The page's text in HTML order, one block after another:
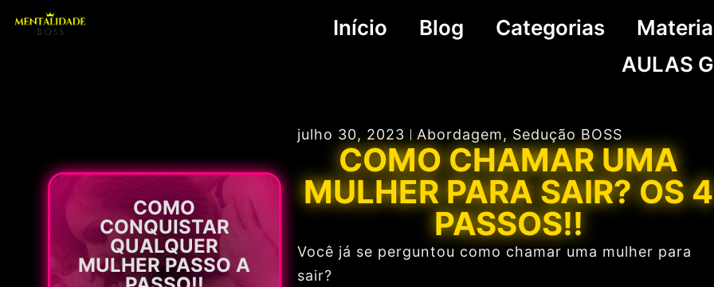
Início Blog Categorias
AULAS
COMO
CONQUISTAR
QUALQUER
MULHER PASSO A
julho 30, 2023 Abordagem, Sedução BOSS
COMO CHAMAR UMA
MULHER PARA SAIR? OS 4
PASSOS!!
Você já se perguntou como chamar uma mulher para
sair?